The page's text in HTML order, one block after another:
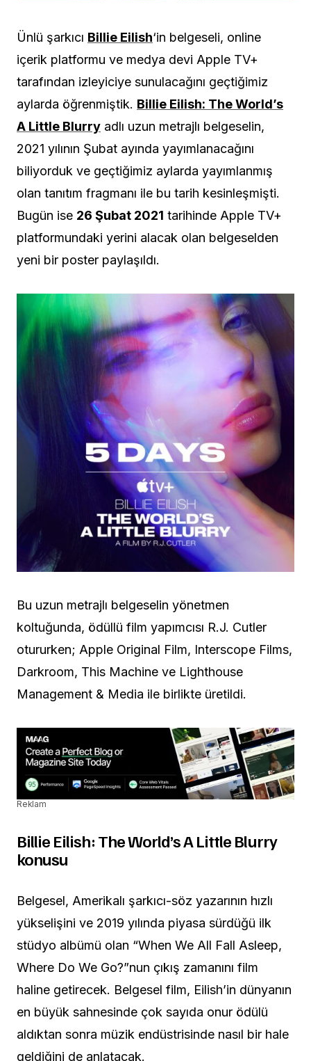
Ünlü şarkıcı Billie Eilish‘in belgeseli, online
içerik platformu ve medya devi Apple TV+
tarafından izleyiciye sunulacağını geçtiğimiz
aylarda öğrenmiştik. Billie Eilish: The World’s
A Little Blurry adlı uzun metrajlı belgeselin,
2021 yılının Şubat ayında yayımlanacağını
biliyorduk ve geçtiğimiz aylarda yayımlanmış
olan tanıtım fragmanı ile bu tarih kesinleşmişti.
Bugün ise 26 Şubat 2021 tarihinde Apple TV+
platformundaki yerini alacak olan belgeselden
yeni bir poster paylaşıldı.
Bu uzun metrajlı belgeselin yönetmen
koltuğunda, ödüllü film yapımcısı R.J. Cutler
otururken; Apple Original Film, Interscope Films,
Darkroom, This Machine ve Lighthouse
Management & Media ile birlikte üretildi.
Reklam
Billie Eilish: The World’s A Little Blurry
konusu
Belgesel, Amerikalı şarkıcı-söz yazarının hızlı
yükselişini ve 2019 yılında piyasa sürdüğü ilk
stüdyo albümü olan “When We All Fall Asleep,
Where Do We Go?”nun çıkış zamanını film
haline getirecek. Belgesel film, Eilish’in dünyanın
en büyük sahnesinde çok sayıda onur ödülü
aldıktan sonra müzik endüstrisinde nasıl bir hale
geldiğini de anlatacak.